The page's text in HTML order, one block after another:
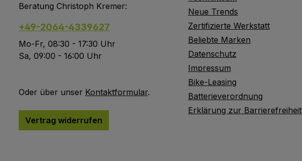
Beratung Christoph Kremer:
+49-2064-4339627
Mo-Fr, 08:30 - 17:30 Uhr
Sa, 09:00 - 16:00 Uhr
Oder über unser Kontaktformular.
Vertrag widerrufen
Neue Trends
Zertifizierte Werkstatt
Beliebte Marken
Datenschutz
Impressum
Bike-Leasing
Batterieverordnung
Erklärung zur Barrierefreiheit